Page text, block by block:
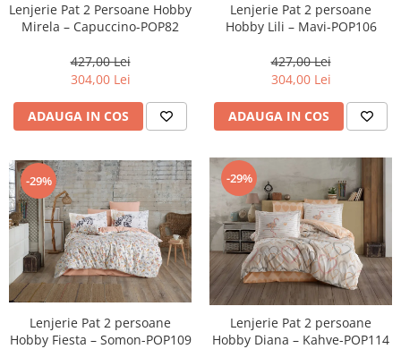
Lenjerie Pat 2 Persoane Hobby
Mirela – Capuccino-POP82
427,00 Lei
304,00 Lei
ADAUGA IN COS
Lenjerie Pat 2 persoane
Hobby Lili – Mavi-POP106
427,00 Lei
304,00 Lei
ADAUGA IN COS
-29%
Lenjerie Pat 2 persoane
Hobby Fiesta – Somon-POP109
-29%
Lenjerie Pat 2 persoane
Hobby Diana – Kahve-POP114